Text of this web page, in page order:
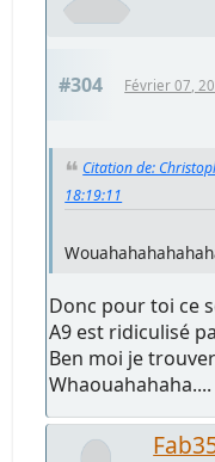
#304 Février 07,
Citation de:
18:19:11
Donc pour toi ce
A9 est ridiculisé
Ben moi je